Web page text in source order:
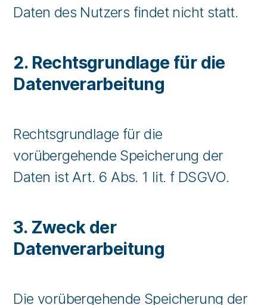
Daten des Nutzers findet nicht statt.
2. Rechtsgrundlage für die
Datenverarbeitung
Rechtsgrundlage für die
vorübergehende Speicherung der
Daten ist Art. 6 Abs. 1 lit. f DSGVO.
3. Zweck der
Datenverarbeitung
Die vorübergehende Speicherung der